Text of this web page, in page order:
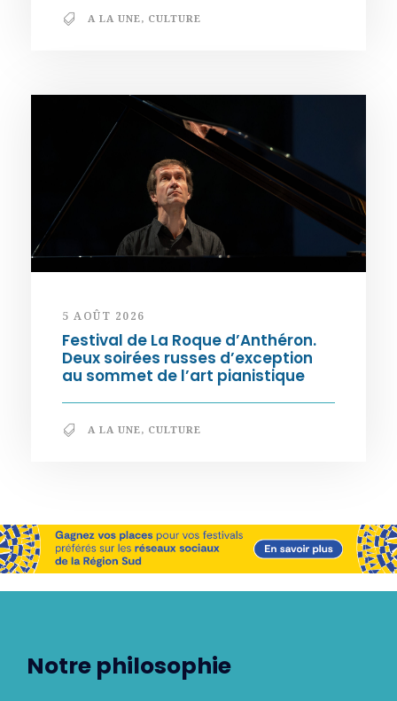
A LA UNE, CULTURE
5 AOÛT 2026
Festival de La Roque d’Anthéron.
Deux soirées russes d’exception
au sommet de l’art pianistique
A LA UNE, CULTURE
Notre philosophie